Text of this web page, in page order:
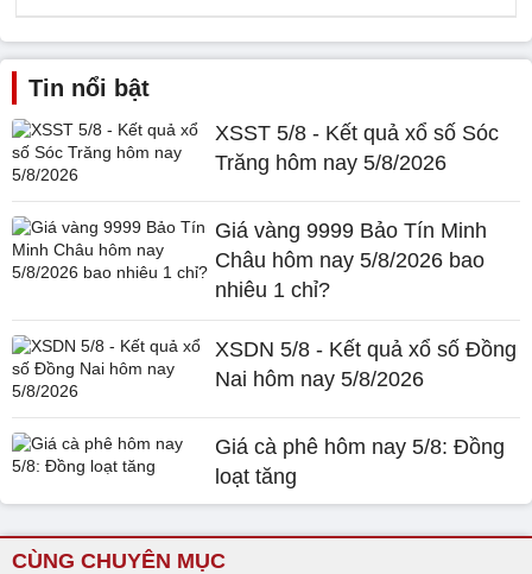
Tin nổi bật
XSST 5/8 - Kết quả xổ số Sóc
Trăng hôm nay 5/8/2026
Giá vàng 9999 Bảo Tín Minh
Châu hôm nay 5/8/2026 bao
nhiêu 1 chỉ?
XSDN 5/8 - Kết quả xổ số Đồng
Nai hôm nay 5/8/2026
Giá cà phê hôm nay 5/8: Đồng
loạt tăng
CÙNG CHUYÊN MỤC